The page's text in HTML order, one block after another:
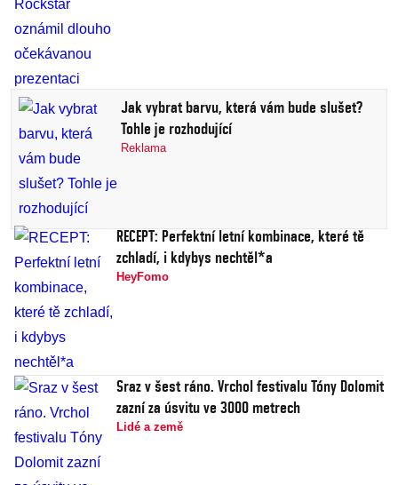
Jak vybrat barvu, která vám bude slušet?
Tohle je rozhodující
Reklama
RECEPT: Perfektní letní kombinace, které tě
zchladí, i kdybys nechtěl*a
HeyFomo
Sraz v šest ráno. Vrchol festivalu Tóny Dolomit
zazní za úsvitu ve 3000 metrech
Lidé a země